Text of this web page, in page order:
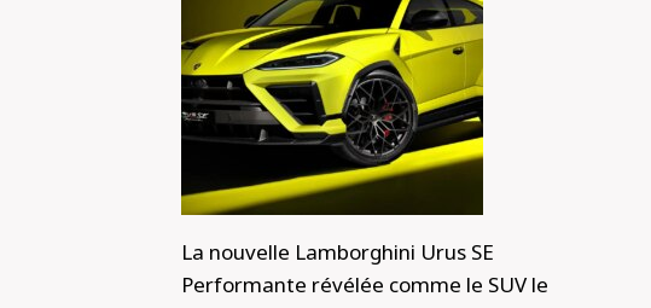
La nouvelle Lamborghini Urus SE
Performante révélée comme le SUV le